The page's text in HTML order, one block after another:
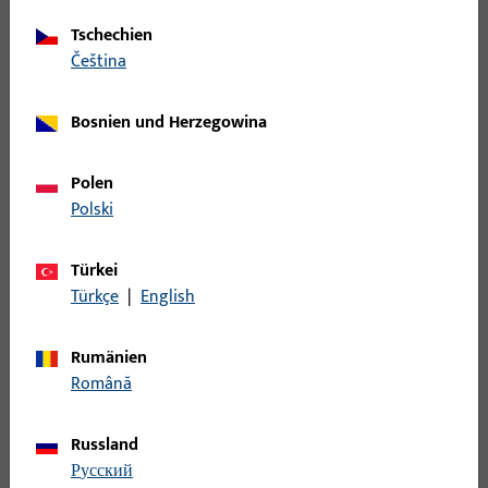
Halbstift
B-78420-08-0-1 | Halbstift | Halbstift VK8
Halbstift
B-78420-09-0-1 | Halbstift | Halbstift VK8
LG70
Halbstift
B-78420-0B-0-1 | Halbstift | Halbstift VK8
Tschechien
čeština
Bosnien und Herzegowina
Polen
Polski
Türkei
Türkçe | English
Rumänien
Română
Russland
русский